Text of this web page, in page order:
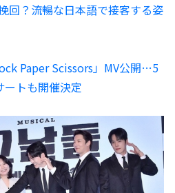
回？流暢な日本語で接客する姿
Paper Scissors」MV公開…5
ートも開催決定